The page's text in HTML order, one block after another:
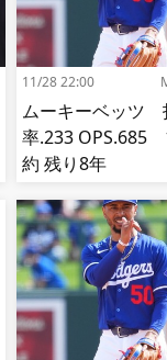
11/28 22:00
ムーキーベッツ
率.233 OPS.685
約 残り8年